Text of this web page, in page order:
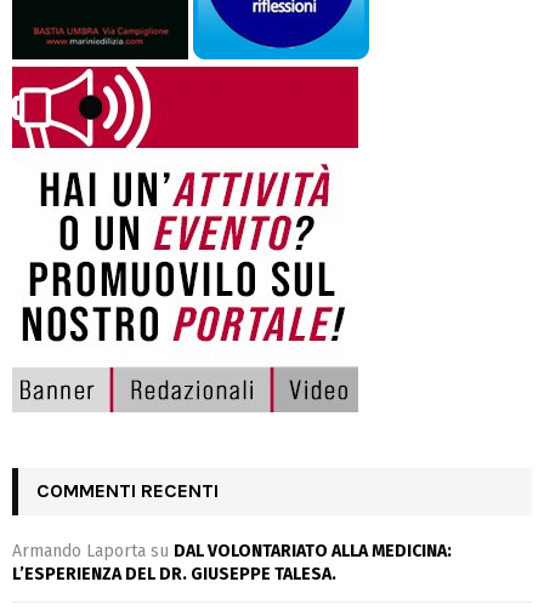
COMMENTI RECENTI
Armando Laporta su DAL VOLONTARIATO ALLA MEDICINA:
L’ESPERIENZA DEL DR. GIUSEPPE TALESA.